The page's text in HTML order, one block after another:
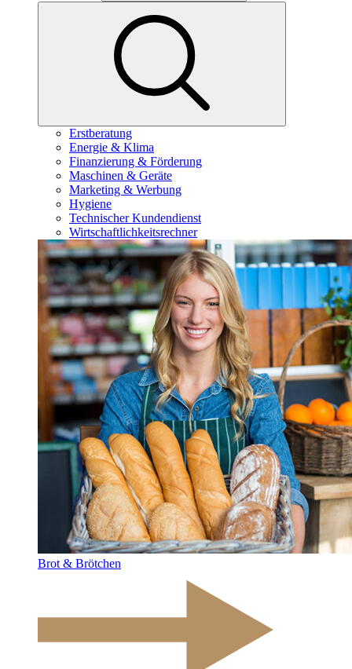
Erstberatung
Energie & Klima
Finanzierung & Förderung
Maschinen & Geräte
Marketing & Werbung
Hygiene
Technischer Kundendienst
Wirtschaftlichkeitsrechner
Brot & Brötchen